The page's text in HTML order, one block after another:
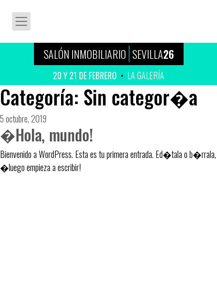
SALÓN INMOBILIARIO SEVILLA26
20 Y 21 DE FEBRERO LA GALERÍA
Categoría: Sin categor�a
Publicado
el
5 octubre, 2019
�Hola, mundo!
Bienvenido a WordPress. Esta es tu primera entrada. Ed�tala o b�rrala,
�luego empieza a escribir!